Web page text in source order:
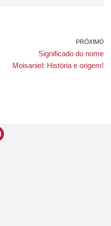
PRÓXIMO
Significado do nome
Moisaniel: História e origem!